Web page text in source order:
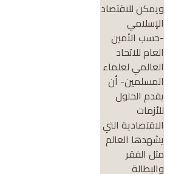
ويمكن للاقتصاد
الإسلامي
-حسب الأمين
العام للاتحاد
العالمي لعلماء
المسلمين- أن
يقدم الحلول
للأزمات
الاقتصادية التي
يشهدها العالم
مثل الفقر
والبطالة